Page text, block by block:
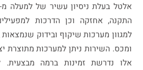
התקנה, אחזקה וכן הדרכות
למגוון מערכות שיקוף ובידוק
ומכס. השירות ניתן למערכות מתוצרת
אלו נדרשת זמינות ברמה